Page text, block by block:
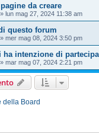
da creare
» lun mag 27, 2024 11:38 am
questo forum
» mer mag 08, 2024 3:50 pm
ha intenzione di
» mar mag 07, 2024 2:21 pm
della Board